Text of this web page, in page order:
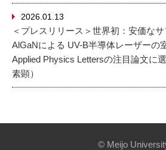
2026.01.13
＜プレスリリース＞世界初：安価な
AlGaNによる UV-B半導体レーザーの
Applied Physics Lettersの注目論文に
素顕）
© Meijo